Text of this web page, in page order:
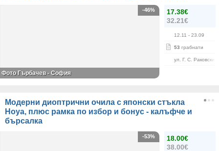
17.38€
32.21€
12.11 - 23.09
53 грабнати
ул. Г. С. Раковски
-46%
Фото Гърбачев - София
Модерни диоптрични очила с японски стъкла
Hoya, плюс рамка по избор и бонус - калъфче и
бърсалка
18.00€
38.00€
-53%